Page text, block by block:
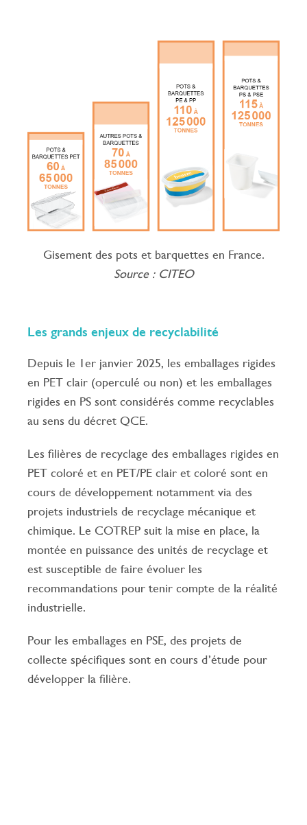
Gisement des pots et barquettes en France.
Source : CITEO
Les grands enjeux de recyclabilité
Depuis le 1er janvier 2025, les emballages rigides
en PET clair (operculé ou non) et les emballages
rigides en PS sont considérés comme recyclables
au sens du décret QCE.
Les filières de recyclage des emballages rigides en
PET coloré et en PET/PE clair et coloré sont en
cours de développement notamment via des
projets industriels de recyclage mécanique et
chimique. Le COTREP suit la mise en place, la
montée en puissance des unités de recyclage et
est susceptible de faire évoluer les
recommandations pour tenir compte de la réalité
industrielle.
Pour les emballages en PSE, des projets de
collecte spécifiques sont en cours d’étude pour
développer la filière.